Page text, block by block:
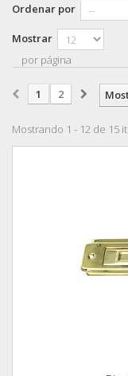
Ordenar por
Mostrar
por página
1 2
Mostrando 1 - 12 de 15